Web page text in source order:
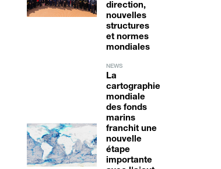
direction,
nouvelles
structures
et normes
mondiales
NEWS
La
cartographie
mondiale
des fonds
marins
franchit une
nouvelle
étape
importante